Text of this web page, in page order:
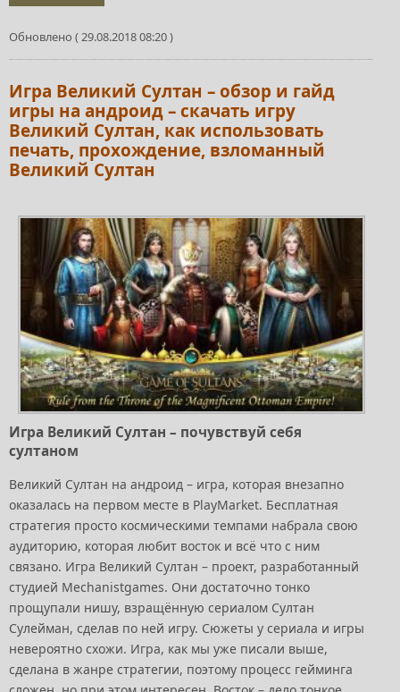
Обновлено ( 29.08.2018 08:20 )
Игра Великий Султан – обзор и гайд
игры на андроид – скачать игру
Великий Султан, как использовать
печать, прохождение, взломанный
Великий Султан
Игра Великий Султан – почувствуй себя
султаном
Великий Султан на андроид – игра, которая внезапно
оказалась на первом месте в PlayMarket. Бесплатная
стратегия просто космическими темпами набрала свою
аудиторию, которая любит восток и всё что с ним
связано. Игра Великий Султан – проект, разработанный
студией Mechanistgames. Они достаточно тонко
прощупали нишу, взращённую сериалом Султан
Сулейман, сделав по ней игру. Сюжеты у сериала и игры
невероятно схожи. Игра, как мы уже писали выше,
сделана в жанре стратегии, поэтому процесс гейминга